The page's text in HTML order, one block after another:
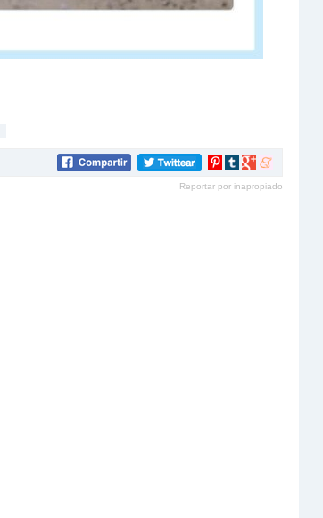
Compartir
Pinterest
Compartir
tumblr
Compartir
Google+
Compartir
meneame
Reportar por inapropiado